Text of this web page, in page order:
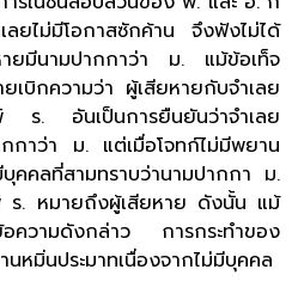
ลยไม่มีโอกาสซักค้าน จึงฟังไม่ได้
ายมีนามปากกาว่า ม. แม้ข้อเท็จ
เบิกความว่า ผู้เสียหายกับจำเลย
ร. อันเป็นการยืนยันว่าจำเลย
กาว่า ม. แต่เมื่อโจทก์ไม่มีพยาน
คคลที่สามทราบว่านามปากกา ม.
ร. หมายถึงผู้เสียหาย ดังนั้น แม้
อความดังกล่าว การกระทำของ
หมิ่นประมาทเนื่องจากไม่มีบุคคล